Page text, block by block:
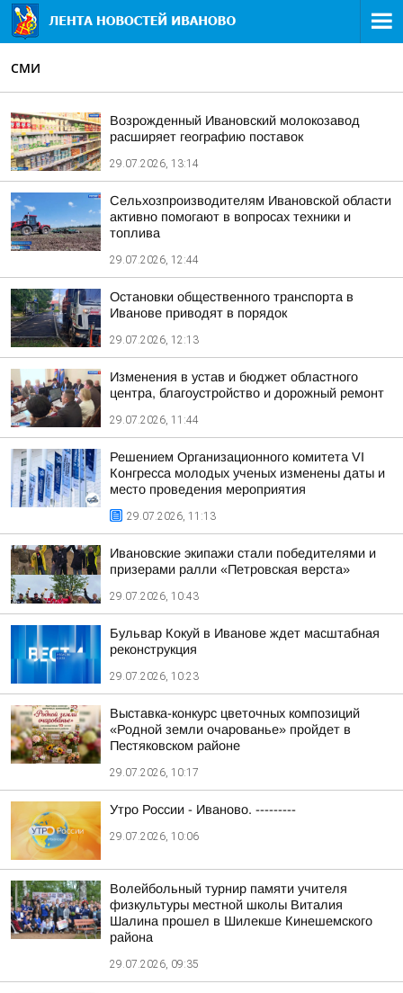
СМИ
Возрожденный Ивановский молокозавод
расширяет географию поставок
29.07.2026, 13:14
Сельхозпроизводителям Ивановской области
активно помогают в вопросах техники и
топлива
29.07.2026, 12:44
Остановки общественного транспорта в
Иванове приводят в порядок
29.07.2026, 12:13
Изменения в устав и бюджет областного
центра, благоустройство и дорожный ремонт
29.07.2026, 11:44
Решением Организационного комитета VI
Конгресса молодых ученых изменены даты и
место проведения мероприятия
29.07.2026, 11:13
Ивановские экипажи стали победителями и
призерами ралли «Петровская верста»
29.07.2026, 10:43
Бульвар Кокуй в Иванове ждет масштабная
реконструкция
29.07.2026, 10:23
Выставка-конкурс цветочных композиций
«Родной земли очарованье» пройдет в
Пестяковском районе
29.07.2026, 10:17
Утро России - Иваново. ---------
29.07.2026, 10:06
Волейбольный турнир памяти учителя
физкультуры местной школы Виталия
Шалина прошел в Шилекше Кинешемского
района
29.07.2026, 09:35